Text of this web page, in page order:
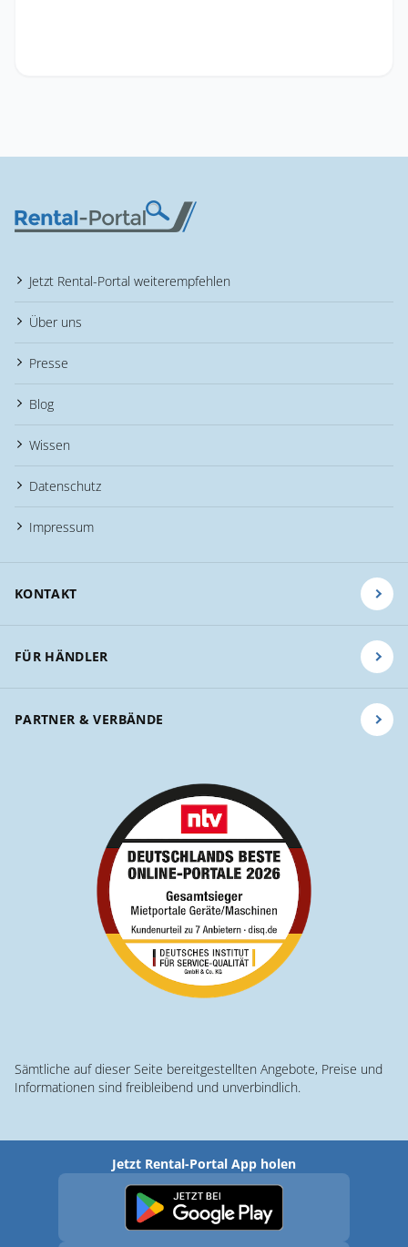
Jetzt Rental-Portal weiterempfehlen
Über uns
Presse
Blog
Wissen
Datenschutz
Impressum
KONTAKT
FÜR HÄNDLER
PARTNER & VERBÄNDE
Sämtliche auf dieser Seite bereitgestellten Angebote, Preise und
Informationen sind freibleibend und unverbindlich.
Jetzt Rental-Portal App holen